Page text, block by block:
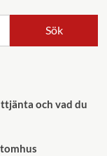
Sök
och vad du